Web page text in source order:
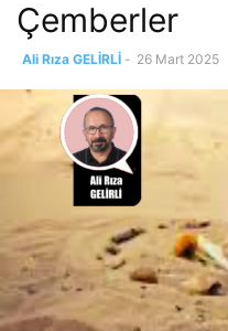
Çemberler
Ali Rıza GELİRLİ - 26 Mart 2025